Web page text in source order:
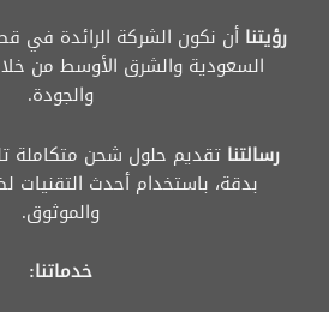
رؤيتنا أن نكون الشركة الرائدة في
السعودية والشرق الأوسط من
والجودة.
رسالتنا تقديم حلول شحن متكاملة
بدقة، باستخدام أحدث التقنيات
والموثوق.
خدماتنا: